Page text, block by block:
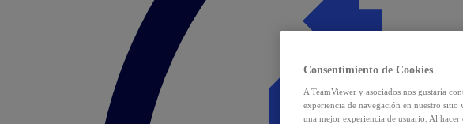
Consentimiento de Cookies
A TeamViewer y asociados nos gustaría
experiencia de navegación en nuestro sitio
una mejor experiencia de usuario. Al hacer